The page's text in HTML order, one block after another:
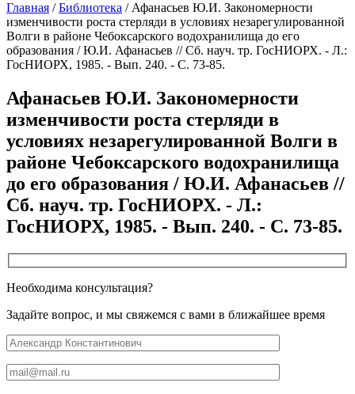
Главная /Библиотека / Афанасьев Ю.И. Закономерности
изменчивости роста стерляди в условиях незарегулированной
Волги в районе Чебоксарского водохранилища до его
образования / Ю.И. Афанасьев // Сб. науч. тр. ГосНИОРХ. - Л.:
ГосНИОРХ, 1985. - Вып. 240. - С. 73-85.
Афанасьев Ю.И. Закономерности
изменчивости роста стерляди в
условиях незарегулированной Волги в
районе Чебоксарского водохранилища
до его образования / Ю.И. Афанасьев //
Сб. науч. тр. ГосНИОРХ. - Л.:
ГосНИОРХ, 1985. - Вып. 240. - С. 73-85.
Необходима консультация?
Задайте вопрос, и мы свяжемся с вами в ближайшее время